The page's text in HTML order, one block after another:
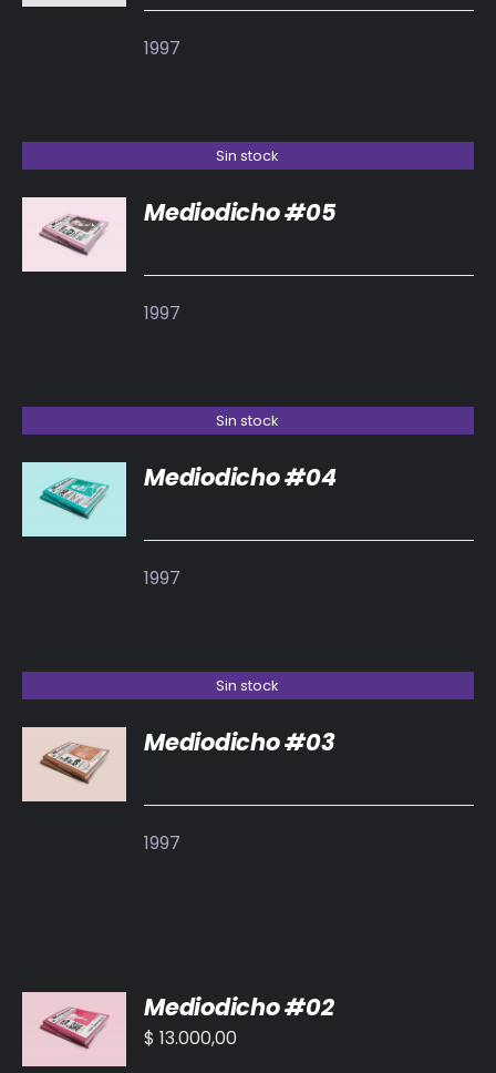
1997
Sin stock
DETALLES
Mediodicho #05
1997
Sin stock
DETALLES
Mediodicho #04
1997
Sin stock
DETALLES
Mediodicho #03
1997
AL
CARRITO
/
Mediodicho #02
$ 13.000,00